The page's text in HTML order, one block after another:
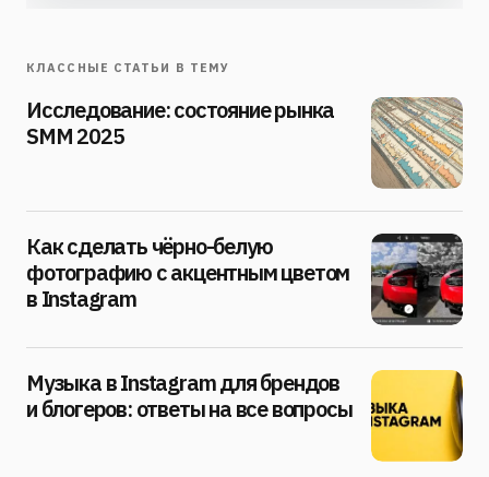
КЛАССНЫЕ СТАТЬИ В ТЕМУ
Исследование: состояние рынка
SMM 2025
Как сделать чёрно-белую
фотографию с акцентным цветом
в Instagram
Музыка в Instagram для брендов
и блогеров: ответы на все вопросы